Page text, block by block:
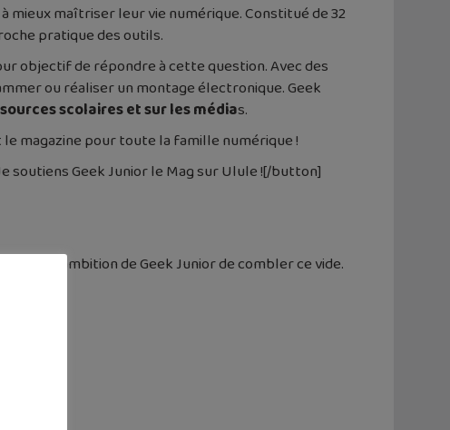
mieux maîtriser leur vie numérique. Constitué de 32
pratique des outils.
objectif de répondre à cette question. Avec des
ou réaliser un montage électronique. Geek
scolaires et sur les médias.
le magazine pour toute la famille numérique !
soutiens Geek Junior le Mag sur Ulule ![/button]
l’ambition de Geek Junior de combler ce vide.